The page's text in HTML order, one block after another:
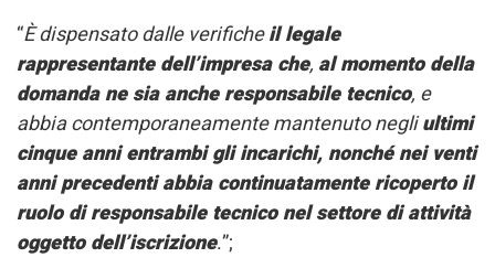
“È dispensato dalle verificheil legale
rappresentante dell’impresa che, al momento della
domanda ne sia anche responsabile tecnico, e
abbia contemporaneamente mantenuto negliultimi
cinque anni entrambi gli incarichi, nonché nei venti
anni precedenti abbia continuatamente ricoperto il
ruolo di responsabile tecnico nel settore di attività
oggetto dell’iscrizione.”;